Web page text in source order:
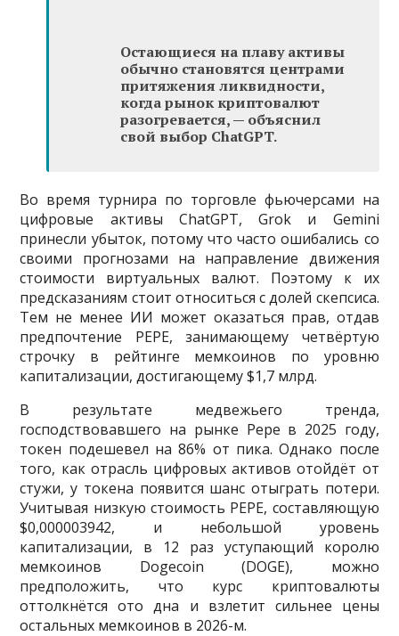
Остающиеся на плаву активы
обычно становятся центрами
притяжения ликвидности,
когда рынок криптовалют
разогревается, — объяснил
свой выбор ChatGPT.
Во время турнира по торговле фьючерсами на
цифровые активы ChatGPT, Grok и Gemini
принесли убыток, потому что часто ошибались со
своими прогнозами на направление движения
стоимости виртуальных валют. Поэтому к их
предсказаниям стоит относиться с долей скепсиса.
Тем не менее ИИ может оказаться прав, отдав
предпочтение PEPE, занимающему четвёртую
строчку в рейтинге мемкоинов по уровню
капитализации, достигающему $1,7 млрд.
В результате медвежьего тренда,
господствовавшего на рынке Pepe в 2025 году,
токен подешевел на 86% от пика. Однако после
того, как отрасль цифровых активов отойдёт от
стужи, у токена появится шанс отыграть потери.
Учитывая низкую стоимость PEPE, составляющую
$0,000003942, и небольшой уровень
капитализации, в 12 раз уступающий королю
мемкоинов Dogecoin (DOGE), можно
предположить, что курс криптовалюты
оттолкнётся ото дна и взлетит сильнее цены
остальных мемкоинов в 2026-м.